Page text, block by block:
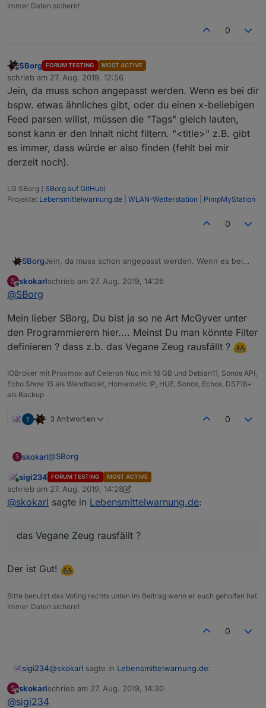
Immer Daten sichern!
0
Offline
SBorg FORUM TESTING MOST ACTIVE
schrieb am 27. Aug. 2019, 12:56
zuletzt editiert von
Jein, da muss schon angepasst werden. Wenn es bei dir
bspw. etwas ähnliches gibt, oder du einen x-beliebigen
Feed parsen willst, müssen die "Tags" gleich lauten,
sonst kann er den Inhalt nicht filtern. "<title>" z.B. gibt
es immer, dass würde er also finden (fehlt bei mir
derzeit noch).
LG SBorg ( SBorg auf GitHub)
Projekte: Lebensmittelwarnung.de WLAN-Wetterstation PimpMyStation
0
SBorgJein, da muss schon angepasst werden. Wenn es bei
beliebigen Feed parsen willst, müssen die "Tags" gleich
mir derzeit noch).
S
Offline
skokarlschrieb am 27. Aug. 2019, 14:26
zuletzt editiert von
@SBorg
Mein lieber SBorg, Du bist ja so ne Art McGyver unter
den Programmierern hier.... Meinst Du man könnte Filter
definieren ? dass z.b. das Vegane Zeug rausfällt ?
IOBroker mit Proxmox auf Celeron Nuc mit 16 GB und Debian11, Sonos API,
Echo Show 15 als Wandtablet, Homematic IP, HUE, Sonos, Echos, DS718+
als Backup
3 Antworten 0
S skokarl@SBorg
Mein lieber SBorg, Du bist ja so ne Art McGyver unter
den Programmierern hier.... Meinst Du man könnte
Filter definieren ? dass z.b. das Vegane Zeug rausfällt
Online
sigi234 FORUM TESTING MOST ACTIVE
schrieb am 27. Aug. 2019, 14:28
zuletzt editiert von sigi234
@skokarl sagte in Lebensmittelwarnung.de:
das Vegane Zeug rausfällt ?
Der ist Gut!
Bitte benutzt das Voting rechts unten im Beitrag wenn er euch geholfen hat.
Immer Daten sichern!
0
sigi234@skokarl sagte in Lebensmittelwarnung.de:
S
Offline
skokarlschrieb am 27. Aug. 2019, 14:30
zuletzt editiert von
@sigi234